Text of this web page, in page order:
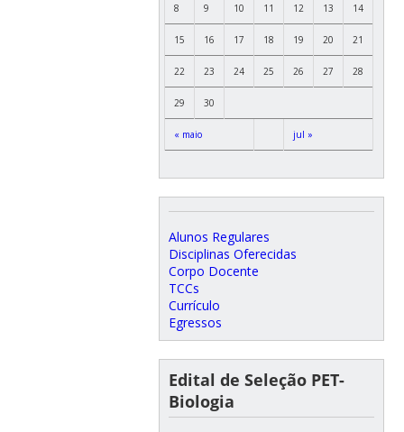
« maio jul »
8 9 10 11 12 13 14
15 16 17 18 19 20 21
22 23 24 25 26 27 28
29 30
Alunos Regulares
Disciplinas Oferecidas
Corpo Docente
TCCs
Currículo
Egressos
Edital de Seleção PET-
Biologia